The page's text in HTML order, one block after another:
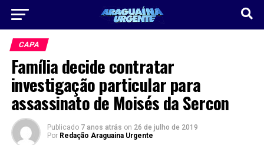
CAPA
Família decide contratar
investigação particular para
assassinato de Moisés da Sercon
Publicado 7 anos atrás on 26 de julho de 2019
Por Redação Araguaina Urgente